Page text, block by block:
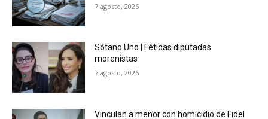
7 agosto, 2026
Sótano Uno | Fétidas diputadas
morenistas
7 agosto, 2026
Vinculan a menor con homicidio de Fidel